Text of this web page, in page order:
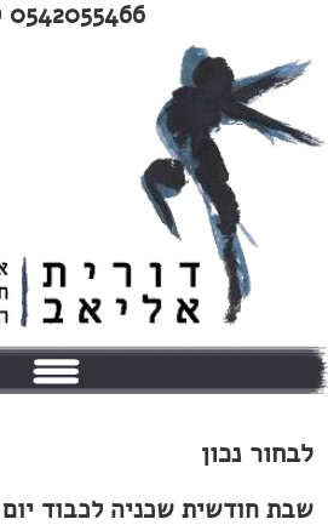
0542055466
טיפולים
לבחור נכון
שבת חודשית שכניה לכבוד